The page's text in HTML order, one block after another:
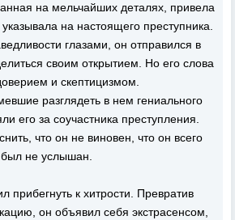
на мельчайших деталях, привела
на настоящего преступника.
глазами, он отправился в
своим открытием. Но его слова
и скептицизмом.
разглядеть в нем гениального
его за соучастника преступления.
что он не виновен, что он всего
не услышан.
прибегнуть к хитрости. Превратив
он объявил себя экстрасенсом,